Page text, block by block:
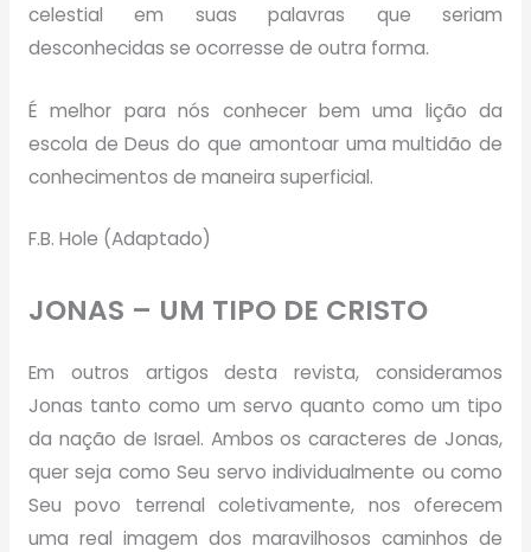
celestial em suas palavras que seriam
desconhecidas se ocorresse de outra forma.
É melhor para nós conhecer bem uma lição da
escola de Deus do que amontoar uma multidão de
conhecimentos de maneira superficial.
F.B. Hole (Adaptado)
JONAS – UM TIPO DE CRISTO
Em outros artigos desta revista, consideramos
Jonas tanto como um servo quanto como um tipo
da nação de Israel. Ambos os caracteres de Jonas,
quer seja como Seu servo individualmente ou como
Seu povo terrenal coletivamente, nos oferecem
uma real imagem dos maravilhosos caminhos de